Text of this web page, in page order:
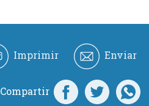
Imprimir Enviar
Compartir